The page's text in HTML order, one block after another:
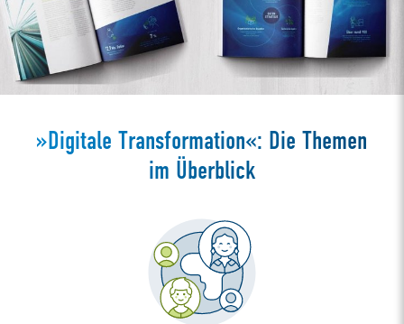
»Digitale Transformation«: Die Themen
im Überblick